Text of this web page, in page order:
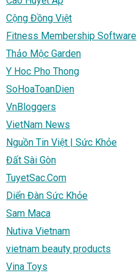
Cộng Đồng Việt
Fitness Membership Software
Thảo Mộc Garden
Y Hoc Pho Thong
SoHoaToanDien
VnBloggers
VietNam News
Nguồn Tin Việt | Sức Khỏe
Đất Sài Gòn
TuyetSac.Com
Diển Đàn Sức Khỏe
Sam Maca
Nutiva Vietnam
vietnam beauty products
Vina Toys